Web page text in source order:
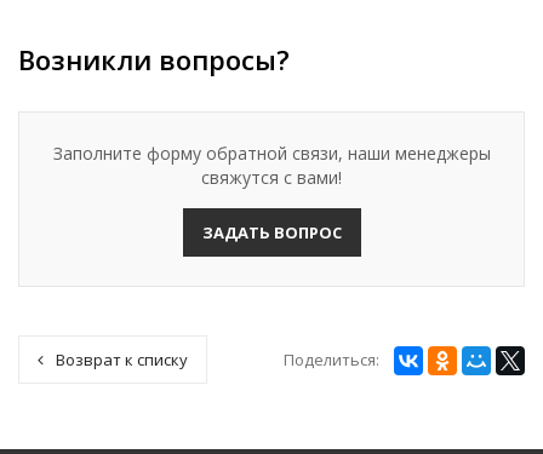
Возникли вопросы?
Заполните форму обратной связи, наши менеджеры
свяжутся с вами!
ЗАДАТЬ ВОПРОС
Возврат к списку Поделиться: